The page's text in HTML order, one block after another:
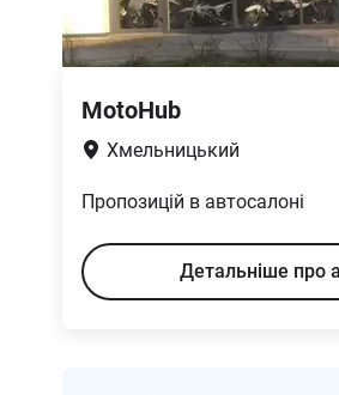
MotoHub
Хмельницький
Пропозицій в автосалоні
Детальніше про